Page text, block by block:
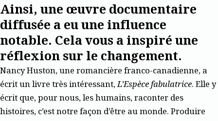
Ainsi, une œuvre documentaire
diffusée a eu une influence
notable. Cela vous a inspiré une
réflexion sur le changement.
Nancy Huston, une romancière franco-canadienne, a
écrit un livre très intéressant,L’Espèce fabulatrice. Elle y
écrit que, pour nous, les humains, raconter des
histoires, c’est notre façon d’être au monde. Produire